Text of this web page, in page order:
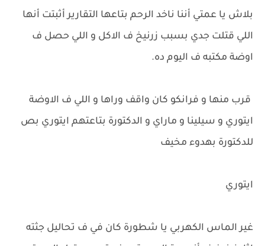
بلاش يا عمتي أننا ناخد الرحم بتاعها التقارير أثبتت أنها
اللي قتلت جدي بسبب زرنيخ ف الاكل و اللي حصل ف
اوضة مكتبه ف اليوم ده.
قرب منها و فرانكو كان واقف وراها و اللي ف الاوضة
ايتوري و سيلينا و ماراي و الدكتورة بتاعتهم ايتوري بص
للدكتورة بهدوء مخيف
ايتوري
غير الماس الكهربي يا شطورة كان في ف تحاليل جثته